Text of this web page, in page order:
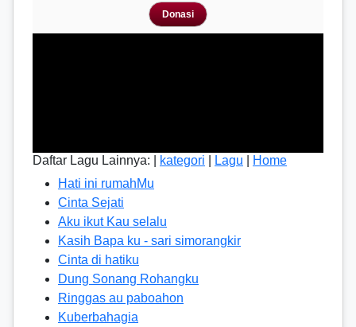
Donasi
Daftar Lagu Lainnya: | kategori Lagu
Home
Hati ini rumahMu
Cinta Sejati
Aku ikut Kau selalu
Kasih Bapa ku - sari simorangkir
Cinta di hatiku
Dung Sonang Rohangku
Ringgas au paboahon
Kuberbahagia